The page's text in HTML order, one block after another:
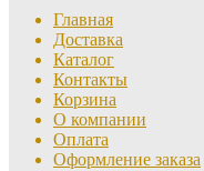
Главная
Доставка
Каталог
Контакты
Корзина
О компании
Оплата
Оформление заказа